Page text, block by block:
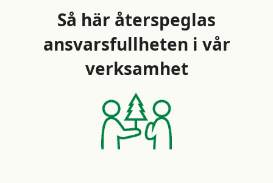
Så här återspeglas
ansvarsfullheten i vår
verksamhet